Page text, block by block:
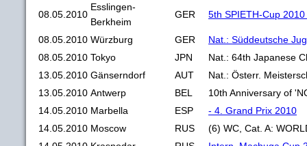
08.05.2010
Esslingen-
Berkheim
GER 5th SPIETH-Cup
08.05.2010 Würzburg GER
Nat.: Süddeutsche
08.05.2010 Tokyo JPN
Nat.: 64th Japanese
13.05.2010 Gänserndorf AUT
Nat.: Österr.
13.05.2010 Antwerp BEL
10th Anniversary of
14.05.2010 Marbella ESP
- 4. Grand Prix 2010
14.05.2010 Moscow RUS
(6) WC, Cat. A: